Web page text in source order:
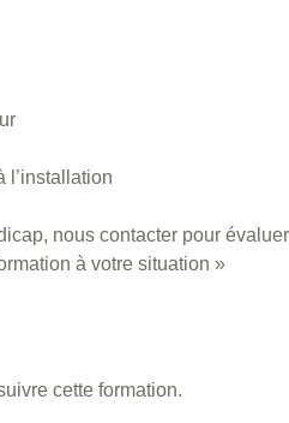
l’installation
nous contacter pour
à votre situation »
cette formation.